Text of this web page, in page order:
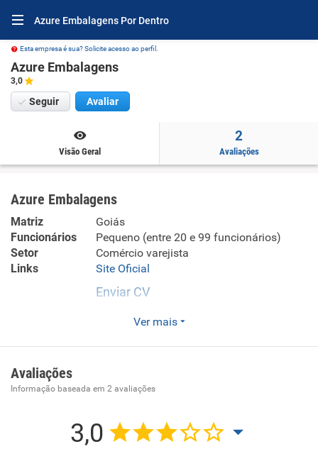
Azure Embalagens Por Dentro
Esta empresa é sua? Solicite acesso ao perfil.
Azure Embalagens
3,0
Seguir Avaliar
Visão Geral
2
Avaliações
Azure Embalagens
Matriz
Goiás
Funcionários
Pequeno (entre 20 e 99 funcionários)
Setor
Comércio varejista
Links
Site Oficial
Enviar CV
A Azure Embalagens é uma indústria Gráfica de
nacional.
Ver mais
Avaliações
Informação baseada em 2 avaliações
3,0